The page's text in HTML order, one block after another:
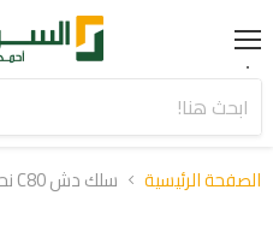
Menu
الصفحة الرئيسية سلك دش C80 نحاس